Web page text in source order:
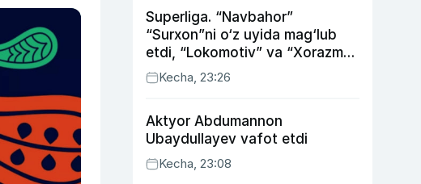
Superliga. “Navbahor”
“Surxon”ni o‘z uyida mag‘lub
etdi, “Lokomotiv” va “Xorazm”
uyda g‘alaba qozondi
Kecha, 23:26
Aktyor Abdu­mannon
Ubaydullayev vafot etdi
Kecha, 23:08